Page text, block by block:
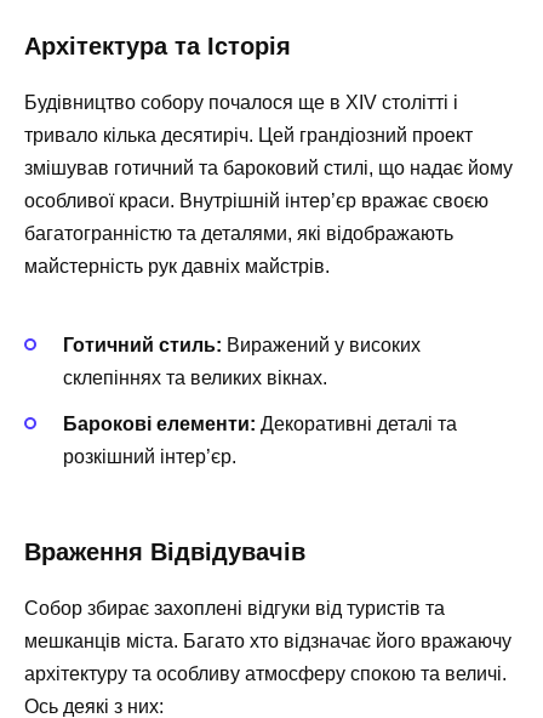
Архітектура та Історія
Будівництво собору почалося ще в XIV столітті і
тривало кілька десятиріч. Цей грандіозний проект
змішував готичний та бароковий стилі, що надає йому
особливої краси. Внутрішній інтер’єр вражає своєю
багатогранністю та деталями, які відображають
майстерність рук давніх майстрів.
Готичний стиль: Виражений у високих
склепіннях та великих вікнах.
Барокові елементи: Декоративні деталі та
розкішний інтер’єр.
Враження Відвідувачів
Собор збирає захоплені відгуки від туристів та
мешканців міста. Багато хто відзначає його вражаючу
архітектуру та особливу атмосферу спокою та величі.
Ось деякі з них: